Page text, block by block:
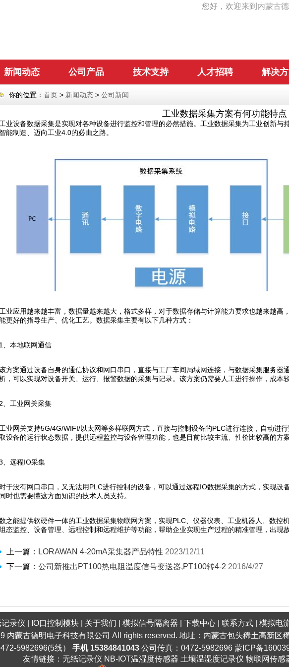
您好，欢迎来到内蒙古
新闻动态 公司产品 技术支持 人才招聘 解决
你的位置： 首页 > 新闻动态 > 公司新闻
工业数据采集方案有何功能特点
工业设备数据采集是实现对各种设备进行监控和管理的必然措施。工业数据采集为工业创新与
能制造、迈向工业4.0的必由之路。
工业应用越来越丰富，数据量越来越大，格式多样，对于数据存储与计算能力要求也越来越高
更好的指导生产、优化工艺。数据采集主要有以下几种方式：
1、本地联网通信
方案通过设备自身的通信协议和网口串口，直接与工厂车间局域网连接，与数据采集服务器
，可以实现对设备开关、运行、报警数据的采集与记录。该方案仍需要人工进行操作，成本较
2、工业网关采集
工业网关支持5G/4G/WIFI/以太网等多样联网方式，直接与控制设备的PLC进行连接，自动进
设备的运行状态数据，提供远程监控与设备管理功能，也是目前比较主流、性价比较高的方案
、远程IO采集
对于没有网口串口，又无法用PLC进行控制的设备，可以通过远程IO数据采集的方式，实现设
同时也需要懂这方面知识的技术人员支持。
之能提供软硬件一体的工业数据采集物联网方案，实现PLC、仪器仪表、工业机器人、数控
态监控、设备管理、远程控制和远程维护等功能，帮助企业实现生产过程的精准管理，出现
上一篇： LORAWAN 4-20mA采集器产品特性 2023/12/11
下一篇： 公司新推出PT100热电阻温度信号变送器,PT100转4-2 2016/4/27
录仪 IO口控制模块 关于我们 模拟信号隔离器 下载中心 联系方式 模拟电
内蒙古德明电子科技有限公司 All rights reserved. 地址：内蒙古包头稀土高新区
5982696(5线） 手机 15384841043 公司传真：0472-5982696 蒙ICP备
友情链接： 无纸记录仪 NB-IOT温湿度传感器 土壤温湿度记录仪 物联网传感